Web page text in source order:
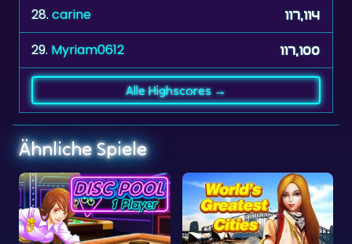
29. Myriam0612 117,100
Ähnliche Spiele